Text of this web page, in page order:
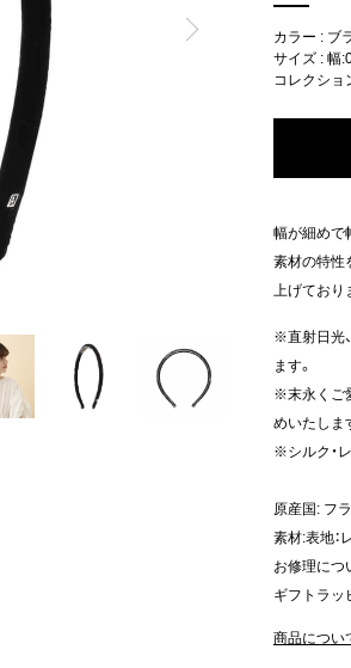
カラー : ブ
サイズ : 幅
コレクショ
幅が細めで
素材の特性
上げており
※直射日光
ます。
※末永くご
めいたしま
※シルク・
原産国: フ
素材:表地：
お修理につ
ギフトラッ
商品につい